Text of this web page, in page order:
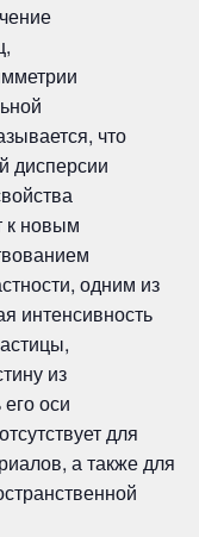
что
дисперсии
к новым
одним из
интенсивность
из
оси
для
а также для